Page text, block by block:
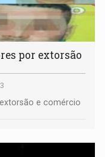
por extorsão
e comércio